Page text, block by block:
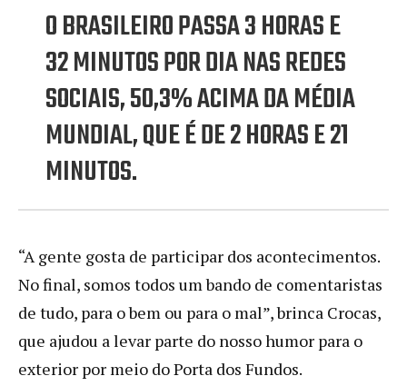
O BRASILEIRO PASSA 3 HORAS E
32 MINUTOS POR DIA NAS REDES
SOCIAIS, 50,3% ACIMA DA MÉDIA
MUNDIAL, QUE É DE 2 HORAS E 21
MINUTOS.
“A gente gosta de participar dos acontecimentos.
No final, somos todos um bando de comentaristas
de tudo, para o bem ou para o mal”, brinca Crocas,
que ajudou a levar parte do nosso humor para o
exterior por meio do Porta dos Fundos.